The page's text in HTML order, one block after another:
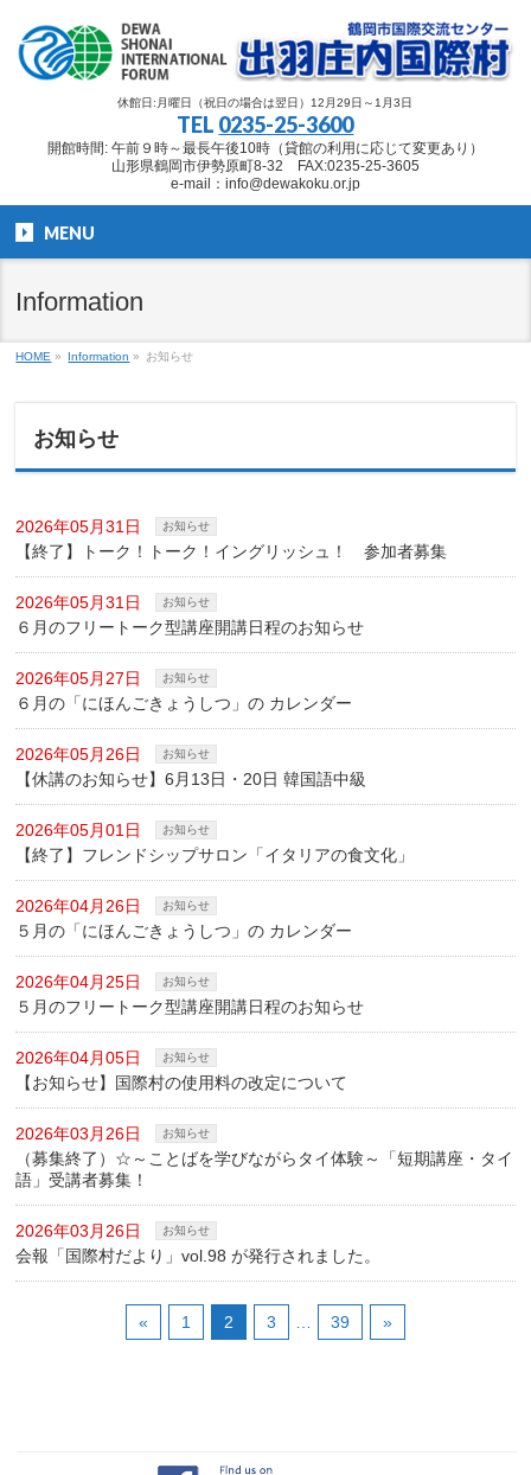
休館日:月曜日（祝日の場合は翌日）12月29日～1月3日
TEL 0235-25-3600
開館時間: 午前９時～最長午後10時（貸館の利用に応じて変更あり）
山形県鶴岡市伊勢原町8-32 FAX:0235-25-3605
e-mail：info@dewakoku.or.jp
MENU
Information
HOME » Information » お知らせ
お知らせ
2026年05月31日 お知らせ
【終了】トーク！トーク！イングリッシュ！ 参加者募集
2026年05月31日 お知らせ
６月のフリートーク型講座開講日程のお知らせ
2026年05月27日 お知らせ
６月の「にほんごきょうしつ」の カレンダー
2026年05月26日 お知らせ
【休講のお知らせ】6月13日・20日 韓国語中級
2026年05月01日 お知らせ
【終了】フレンドシップサロン「イタリアの食文化」
2026年04月26日 お知らせ
５月の「にほんごきょうしつ」の カレンダー
2026年04月25日 お知らせ
５月のフリートーク型講座開講日程のお知らせ
2026年04月05日 お知らせ
【お知らせ】国際村の使用料の改定について
2026年03月26日 お知らせ
（募集終了）☆～ことばを学びながらタイ体験～「短期講座・タイ
語」受講者募集！
2026年03月26日 お知らせ
会報「国際村だより」vol.98 が発行されました。
« 1 2 3 39 »